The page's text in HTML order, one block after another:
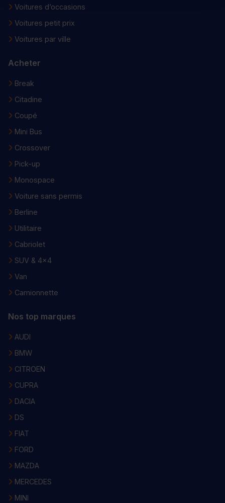
Voitures d’occasions
Voitures petit prix
Voitures par ville
Acheter
Break
Citadine
Coupé
Mini Bus
Crossover
Pick-up
Monospace
Voiture sans permis
Berline
Utilitaire
Cabriolet
SUV & 4x4
Van
Camionnette
Nos top marques
AUDI
BMW
CITROEN
CUPRA
DACIA
DS
FIAT
FORD
MAZDA
MERCEDES
MINI